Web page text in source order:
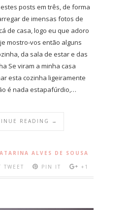
posts em três, de forma
de imensas fotos de
de casa, logo eu que adoro
mostro-vos então alguns
da sala de estar e das
Se viram a minha casa
esta cozinha ligeiramente
é nada estapafúrdio,…
READING →
ALVES DE SOUSA
TWEET PIN IT +1